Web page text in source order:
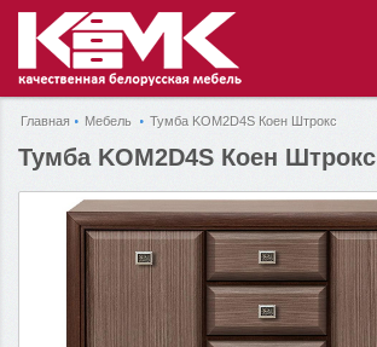
Главная Мебель Тумба KOM2D4S Коен Штрокс
Тумба KOM2D4S Коен Штрокс